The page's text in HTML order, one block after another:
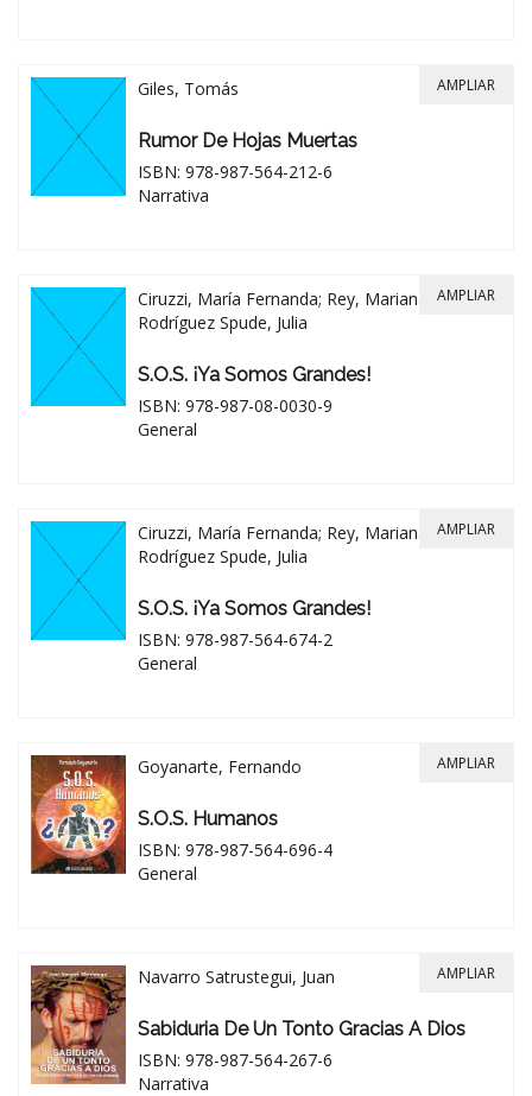
Giles, Tomás
Rumor De Hojas Muertas
ISBN: 978-987-564-212-6
Narrativa
AMPLIAR
Ciruzzi, María Fernanda; Rey, Mariana;
Rodríguez Spude, Julia
S.O.S. ¡ya Somos Grandes!
ISBN: 978-987-08-0030-9
General
AMPLIAR
Ciruzzi, María Fernanda; Rey, Mariana;
Rodríguez Spude, Julia
S.O.S. ¡ya Somos Grandes!
ISBN: 978-987-564-674-2
General
AMPLIAR
Goyanarte, Fernando
S.O.S. Humanos
ISBN: 978-987-564-696-4
General
AMPLIAR
Navarro Satrustegui, Juan
Sabiduria De Un Tonto Gracias A Dios
ISBN: 978-987-564-267-6
Narrativa
AMPLIAR